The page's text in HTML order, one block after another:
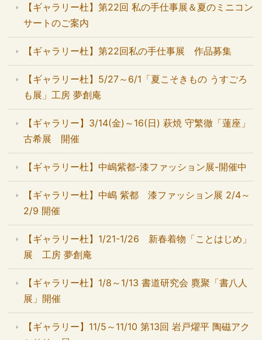
【ギャラリー杜】第22回 私の手仕事展＆夏のミニコン
サートのご案内
【ギャラリー杜】第22回私の手仕事展 作品募集
【ギャラリー杜】5/27～6/1「夏こそきもの うすごろ
も展」工房 夢創庵
【ギャラリー】3/14(金)～16(日) 萩焼 守繁徹「蓮座」
古希展 開催
【ギャラリー杜】中嶋紫都-漆ファッション展-開催中
【ギャラリー杜】中嶋 紫都 漆ファッション展 2/4～
2/9 開催
【ギャラリー杜】1/21-1/26 新春着物「ことはじめ」
展 工房 夢創庵
【ギャラリー杜】1/8～1/13 書道研究会 麑聚「書八人
展」開催
【ギャラリー】11/5～11/10 第13回 岩戸燿平 陶磁アク